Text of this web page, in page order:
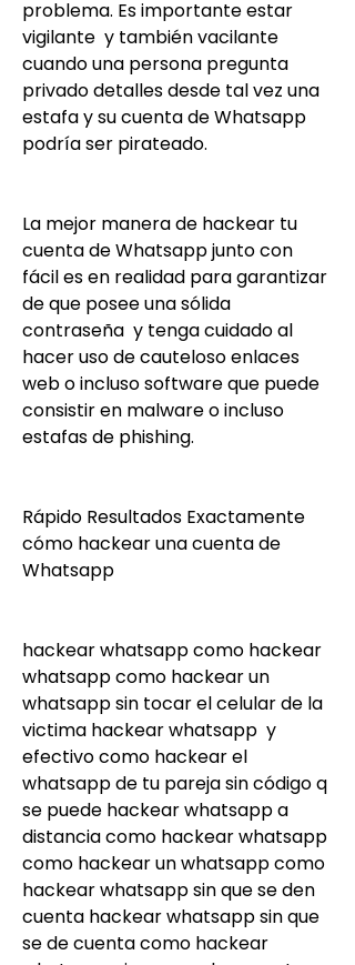
problema. Es importante estar
vigilante  y también vacilante
cuando una persona pregunta
privado detalles desde tal vez una
estafa y su cuenta de Whatsapp
podría ser pirateado.
La mejor manera de hackear tu
cuenta de Whatsapp junto con
fácil es en realidad para garantizar
de que posee una sólida
contraseña  y tenga cuidado al
hacer uso de cauteloso enlaces
web o incluso software que puede
consistir en malware o incluso
estafas de phishing.
Rápido Resultados Exactamente
cómo hackear una cuenta de
Whatsapp
hackear whatsapp como hackear
whatsapp como hackear un
whatsapp sin tocar el celular de la
victima hackear whatsapp  y
efectivo como hackear el
whatsapp de tu pareja sin código q
se puede hackear whatsapp a
distancia como hackear whatsapp
como hackear un whatsapp como
hackear whatsapp sin que se den
cuenta hackear whatsapp sin que
se de cuenta como hackear